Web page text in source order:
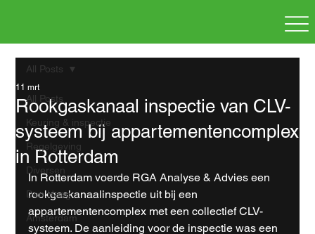
All Posts
Keuring & inspectie
Regelgeving
Diversen
Den Haag
Amsterdam
All Posts
Rookgaskanaal inspectie van CLV-
systeem bij appartementencomplex
in Rotterdam
11 mrt
In Rotterdam voerde RGA Analyse & Advies een
rookgaskanaalinspectie uit bij een
appartementencomplex met een collectief CLV-
systeem. De aanleiding voor de inspectie was een